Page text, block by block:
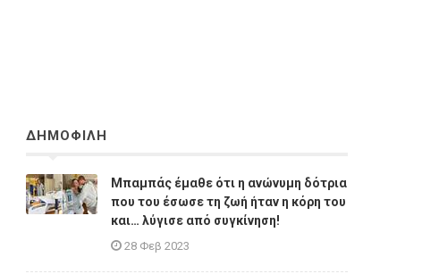
ΔΗΜΟΦΙΛΗ
Μπαμπάς έμαθε ότι η ανώνυμη δότρια
που του έσωσε τη ζωή ήταν η κόρη του
και… λύγισε από συγκίνηση!
28 Φεβ 2023